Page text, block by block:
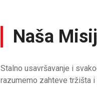
Naša
Stalno usavršavanje i
razumemo zahteve tržišta